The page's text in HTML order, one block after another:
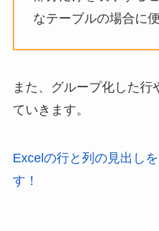
なテーブルの場合に
また、グループ化した
ていきます。
Excelの行と列の見出し
す！